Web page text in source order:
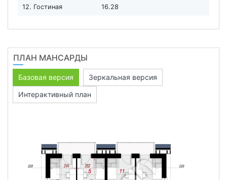
12. Гостиная 16.28
ПЛАН МАНСАРДЫ
Базовая версия
Зеркальная версия
Интерактивный план